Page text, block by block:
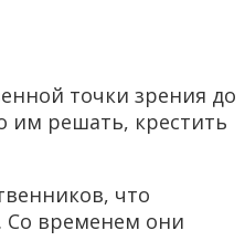
точки зрения до
им решать, крестить
что
Со временем они